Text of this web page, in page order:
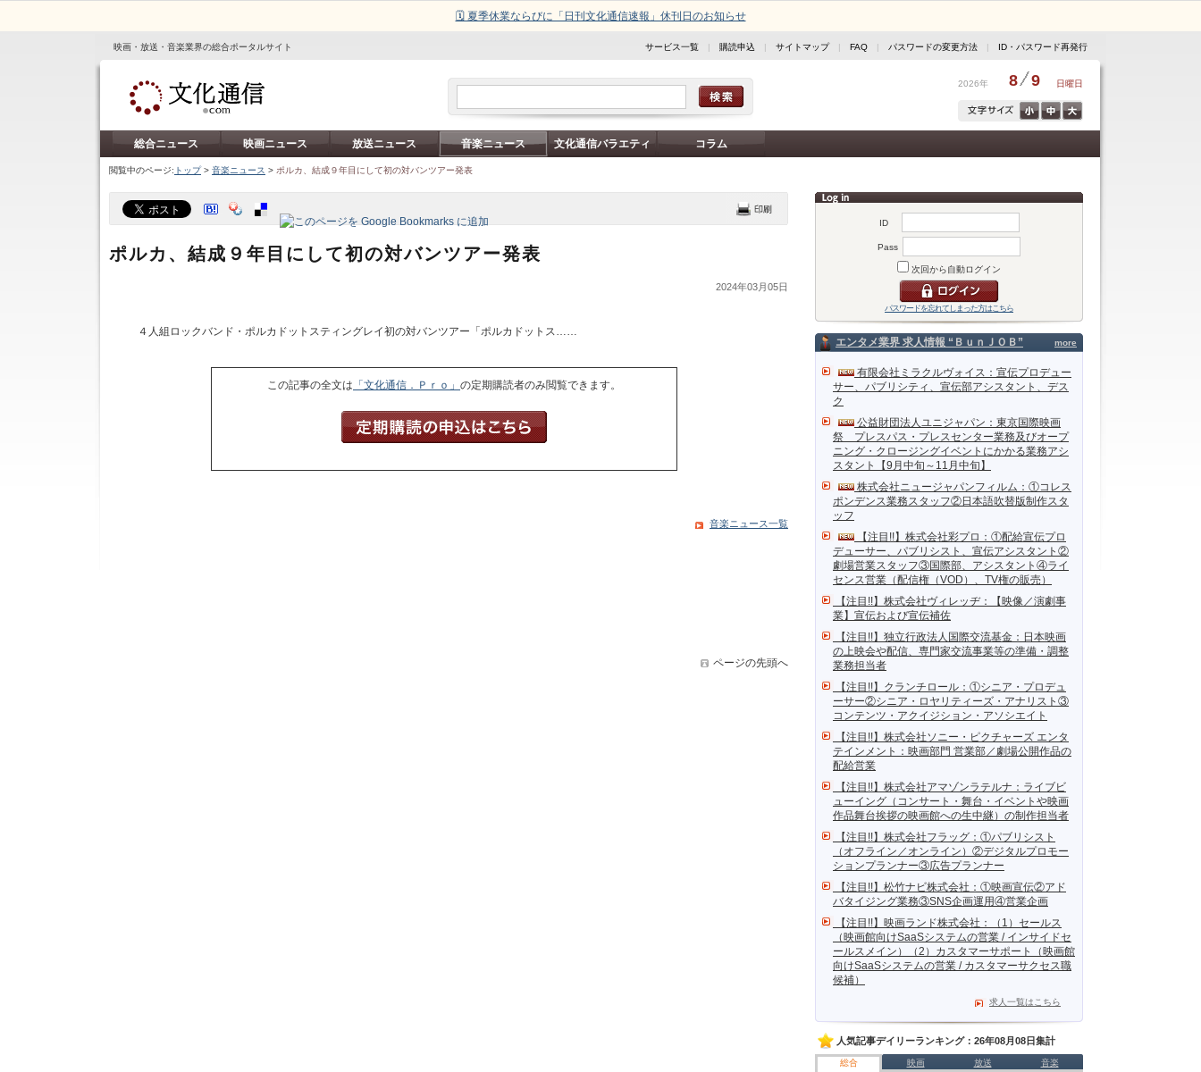
🗓️ 夏季休業ならびに「日刊文化通信速報」休刊日のお知らせ
映画・放送・音楽業界の総合ポータルサイト サービス一覧 | 購読申込 | サイトマップ| FAQ | パスワードの変更方法 | ID・パスワード再発行
2026年 8 9 日曜日
総合ニュース 映画ニュース 放送ニュース 音楽ニュース 文化通信バラエティ コラム
閲覧中のページ: トップ> 音楽ニュース > ポルカ、結成９年目にして初の対バンツアー発表
ID
Pass
次回から自動ログイン
パスワードを忘れてしまった方はこちら
more
エンタメ業界 求人情報 “ＢｕｎＪＯＢ”
有限会社ミラクルヴォイス：宣伝プロデュー
サー、パブリシティ、宣伝部アシスタント、デス
ク
公益財団法人ユニジャパン：東京国際映画
祭 プレスパス・プレスセンター業務及びオープ
ニング・クロージングイベントにかかる業務アシ
スタント【9月中旬～11月中旬】
株式会社ニュージャパンフィルム：①コレス
ポンデンス業務スタッフ②日本語吹替版制作スタ
ッフ
【注目!!】株式会社彩プロ：①配給宣伝プロ
デューサー、パブリシスト、宣伝アシスタント②
劇場営業スタッフ③国際部、アシスタント④ライ
センス営業（配信権（VOD）、TV権の販売）
【注目!!】株式会社ヴィレッヂ：【映像／演劇事
業】宣伝および宣伝補佐
【注目!!】独立行政法人国際交流基金：日本映画
の上映会や配信、専門家交流事業等の準備・調整
業務担当者
【注目!!】クランチロール：①シニア・プロデュ
ーサー②シニア・ロヤリティーズ・アナリスト③
コンテンツ・アクイジション・アソシエイト
【注目!!】株式会社ソニー・ピクチャーズ エンタ
テインメント：映画部門 営業部／劇場公開作品の
配給営業
【注目!!】株式会社アマゾンラテルナ：ライブビ
ューイング（コンサート・舞台・イベントや映画
作品舞台挨拶の映画館への生中継）の制作担当者
【注目!!】株式会社フラッグ：①パブリシスト
（オフライン／オンライン）②デジタルプロモー
ションプランナー③広告プランナー
【注目!!】松竹ナビ株式会社：①映画宣伝②アド
バタイジング業務③SNS企画運用④営業企画
【注目!!】映画ランド株式会社：（1）セールス
（映画館向けSaaSシステムの営業 / インサイドセ
ールスメイン）（2）カスタマーサポート（映画館
向けSaaSシステムの営業 / カスタマーサクセス職
候補）
求人一覧はこちら
人気記事デイリーランキング：26年08月08日集計
総合 映画 放送 音楽
ポルカ、結成９年目にして初の対バンツアー発表
2024年03月05日
４人組ロックバンド・ポルカドットスティングレイ初の対バンツアー「ポルカドットス……
この記事の全文は 「文化通信．Ｐｒｏ」 の定期購読者のみ閲覧できます。
音楽ニュース一覧
ページの先頭へ